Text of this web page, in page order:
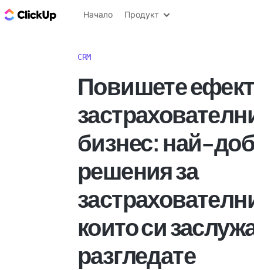
ClickUp блог
Начало Продукт
CRM
Повишете
бизнес: най-
решения за
които си
разгледате